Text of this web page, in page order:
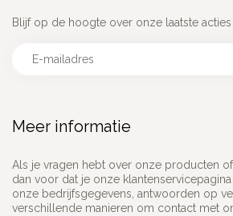
Meer informatie
Als je vragen hebt over onze producten
dan voor dat je onze
onze bedrijfsgegevens, antwoorden op
verschillende manieren om contact met
Blijf op de hoogte over onze laatste acties